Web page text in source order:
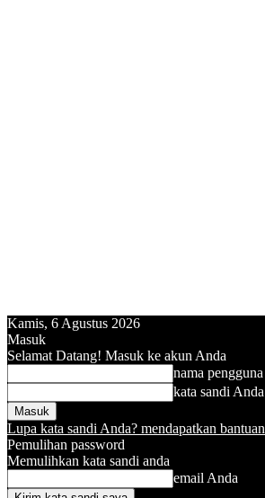
Kamis, 6 Agustus 2026
Masuk
Selamat Datang! Masuk ke akun Anda
nama pengguna
kata sandi Anda
Lupa kata sandi Anda? mendapatkan bantuan
Pemulihan password
Memulihkan kata sandi anda
email Anda